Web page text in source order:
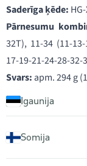
Saderīga ķēde:
Pārnesumu
32T), 11-34 (11-
17-19-21-24-28-32-
Svars: apm. 294 g
Igaunija
Somija